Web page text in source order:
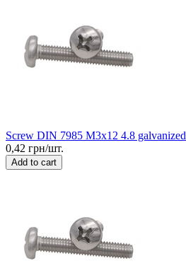
Screw DIN 7985 M3x12 4.8 galvanized
0,42 грн/шт.
Add to cart